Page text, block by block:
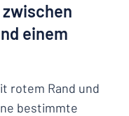
einem
rotem Rand und
bestimmte